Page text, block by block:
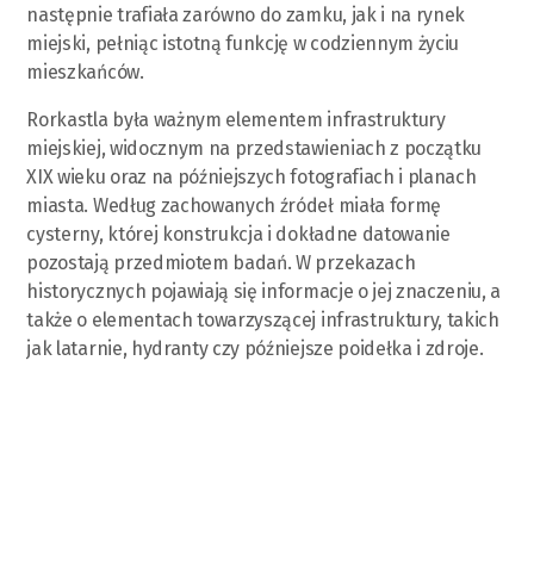
następnie trafiała zarówno do zamku, jak i na rynek
miejski, pełniąc istotną funkcję w codziennym życiu
mieszkańców.
Rorkastla była ważnym elementem infrastruktury
miejskiej, widocznym na przedstawieniach z początku
XIX wieku oraz na późniejszych fotografiach i planach
miasta. Według zachowanych źródeł miała formę
cysterny, której konstrukcja i dokładne datowanie
pozostają przedmiotem badań. W przekazach
historycznych pojawiają się informacje o jej znaczeniu, a
także o elementach towarzyszącej infrastruktury, takich
jak latarnie, hydranty czy późniejsze poidełka i zdroje.